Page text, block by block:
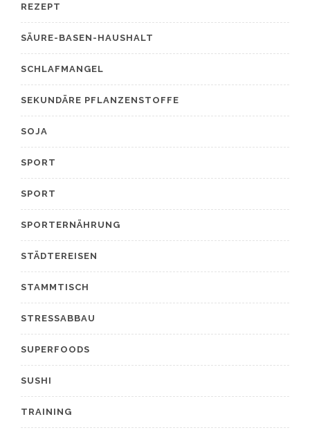
REZEPT
SÄURE-BASEN-HAUSHALT
SCHLAFMANGEL
SEKUNDÄRE PFLANZENSTOFFE
SOJA
SPORT
SPORT
SPORTERNÄHRUNG
STÄDTEREISEN
STAMMTISCH
STRESSABBAU
SUPERFOODS
SUSHI
TRAINING